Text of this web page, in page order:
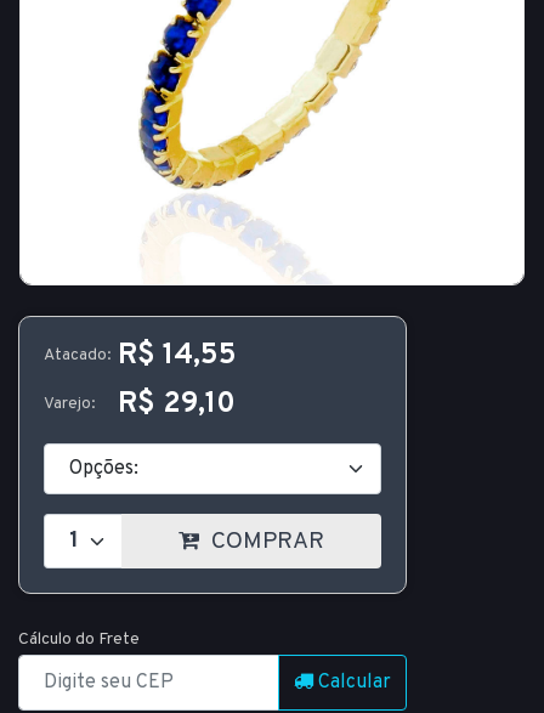
Atacado: R$ 14,55
Varejo: R$ 29,10
COMPRAR
Cálculo do Frete
Calcular